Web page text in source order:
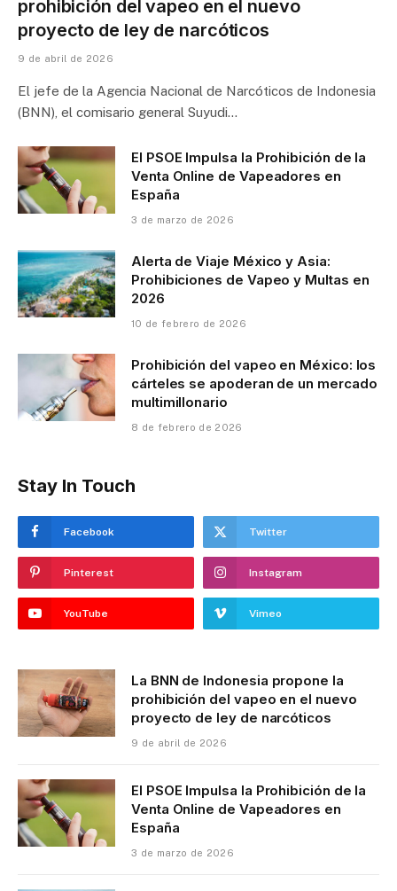
prohibición del vapeo en el nuevo
proyecto de ley de narcóticos
9 de abril de 2026
El jefe de la Agencia Nacional de Narcóticos de Indonesia
(BNN), el comisario general Suyudi…
El PSOE Impulsa la Prohibición de la
Venta Online de Vapeadores en
España
3 de marzo de 2026
Alerta de Viaje México y Asia:
Prohibiciones de Vapeo y Multas en
2026
10 de febrero de 2026
Prohibición del vapeo en México: los
cárteles se apoderan de un mercado
multimillonario
8 de febrero de 2026
Stay In Touch
Facebook Twitter
Pinterest Instagram
YouTube Vimeo
La BNN de Indonesia propone la
prohibición del vapeo en el nuevo
proyecto de ley de narcóticos
9 de abril de 2026
El PSOE Impulsa la Prohibición de la
Venta Online de Vapeadores en
España
3 de marzo de 2026